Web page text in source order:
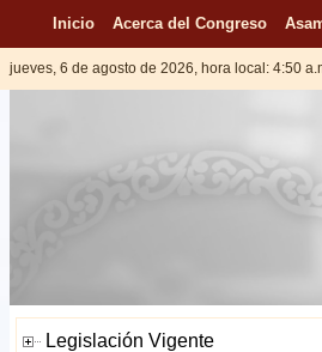
Inicio Acerca del Congreso
jueves, 6 de agosto de 2026, hora local: 4:50